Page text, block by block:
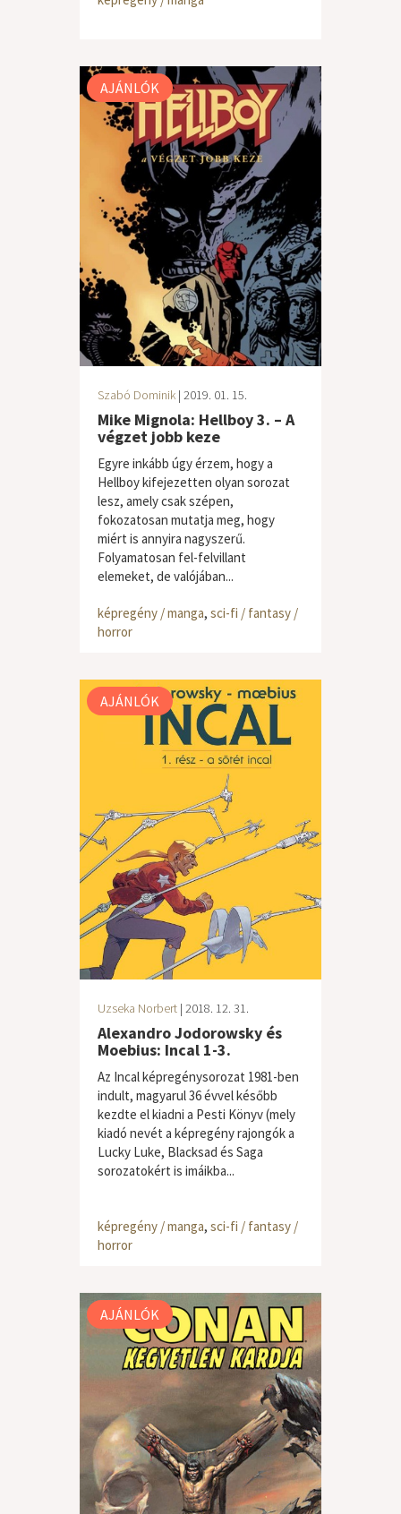
AJÁNLÓK
Szabó Dominik | 2019. 01. 15.
Mike Mignola: Hellboy 3. – A
végzet jobb keze
Egyre inkább úgy érzem, hogy a
Hellboy kifejezetten olyan sorozat
lesz, amely csak szépen,
fokozatosan mutatja meg, hogy
miért is annyira nagyszerű.
Folyamatosan fel-felvillant
elemeket, de valójában...
képregény / manga, sci-fi / fantasy /
horror
AJÁNLÓK
Uzseka Norbert | 2018. 12. 31.
Alexandro Jodorowsky és
Moebius: Incal 1-3.
Az Incal képregénysorozat 1981-ben
indult, magyarul 36 évvel később
kezdte el kiadni a Pesti Könyv (mely
kiadó nevét a képregény rajongók a
Lucky Luke, Blacksad és Saga
sorozatokért is imáikba...
képregény / manga, sci-fi / fantasy /
horror
AJÁNLÓK